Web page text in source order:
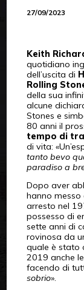
27/09/2023
Keith
quotidiano
dell’uscita di
Rolling
della sua
alcune
Stones e
80 anni il
tempo di
di vita:
tanto bevo
paradiso a
Dopo aver
hanno
arresto nel
possesso di
sette anni di
rovinosa da
quale è stato
2019 anche
facendo di
sobrio».